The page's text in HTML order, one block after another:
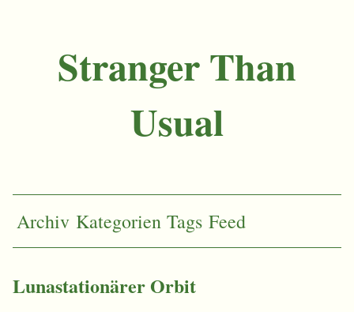
Stranger Than
Usual
Archiv Kategorien Tags Feed
Lunastationärer Orbit